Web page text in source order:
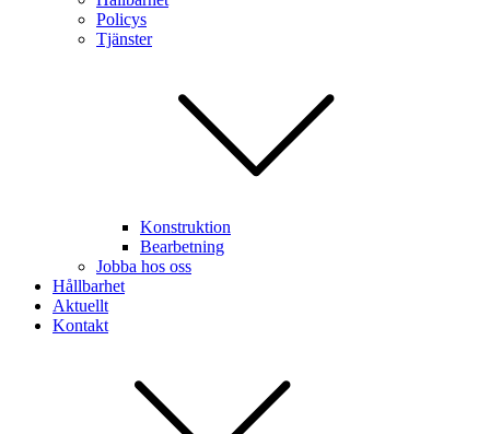
Policys
Tjänster
Konstruktion
Bearbetning
Jobba hos oss
Hållbarhet
Aktuellt
Kontakt